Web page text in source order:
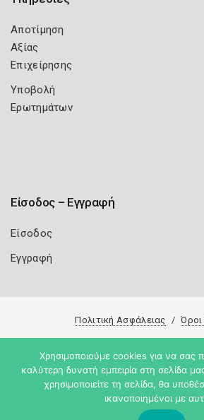
Αποτίμηση
Αξίας
Επιχείρησης
Υποβολή
Ερωτημάτων
Είσοδος – Εγγραφή
Είσοδος
Εγγραφή
Πολιτική Ασφάλειας
Copyright 2026
Χρησιμοποιούμε cookies για να σας
καλύτερη δυνατή εμπειρία στη σελίδα
χρησιμοποιείτε τη σελίδα, θα
ικανοποιημένοι με